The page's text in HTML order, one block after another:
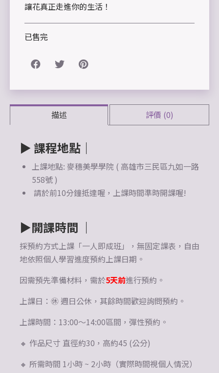
讓花真正走進你的生活！
已售完
描述 評價 (0)
▶ 課程地點｜
上課地點: 麥穗美學學院 ( 高雄市三民區九如一路
558號 )
請於前10分鐘抵達喔，上課時間準時開課喔!
▶開課時間 ｜
採預約方式上課「一人即成班」，無固定課表，自由
地依照個人學習進度預約上課日期。
因需預先準備材料，需於5天前進行預約。
上課日：㊡ 週日公休，其餘時間歡迎詢問預約。
上課時間：13:00～14:00區間，彈性預約。
🔸 作品尺寸 直徑約30，高約45 (公分)
🔸 所需時間 1小時 ~ 2小時（實際時間視個人情況）